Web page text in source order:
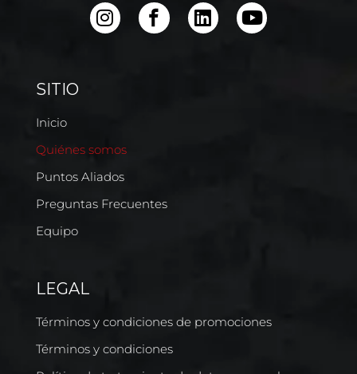
SITIO
Inicio
Quiénes somos
Puntos Aliados
Preguntas Frecuentes
Equipo
LEGAL
Términos y condiciones de promociones
Términos y condiciones